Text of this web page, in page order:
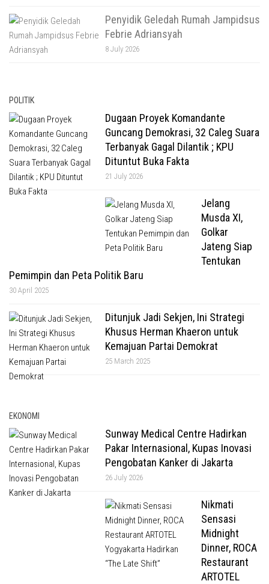
Penyidik Geledah Rumah Jampidsus
Febrie Adriansyah
8 July 2026
POLITIK
Dugaan Proyek Komandante
Guncang Demokrasi, 32 Caleg Suara
Terbanyak Gagal Dilantik ; KPU
Dituntut Buka Fakta
21 July 2026
Jelang
Musda XI,
Golkar
Jateng Siap
Tentukan
Pemimpin dan Peta Politik Baru
30 April 2025
Ditunjuk Jadi Sekjen, Ini Strategi
Khusus Herman Khaeron untuk
Kemajuan Partai Demokrat
25 March 2025
EKONOMI
Sunway Medical Centre Hadirkan
Pakar Internasional, Kupas Inovasi
Pengobatan Kanker di Jakarta
26 July 2026
Nikmati
Sensasi
Midnight
Dinner, ROCA
Restaurant
ARTOTEL